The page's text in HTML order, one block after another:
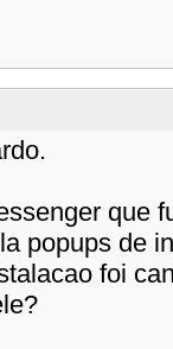
que
popups de
foi